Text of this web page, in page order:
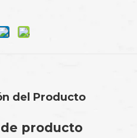
del Producto
producto